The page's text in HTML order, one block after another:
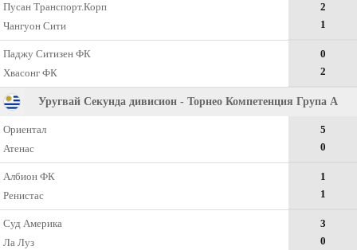
Пусан Транспорт.Корп
Чангуон Сити
2
1
Паджу Ситизен ФК
Хвасонг ФК
0
2
Уругвай Секунда дивисион - Торнео Компетенция Група А
Ориентал
Атенас
5
0
Албион ФК
Ренистас
1
1
Суд Америка
Ла Луз
3
0